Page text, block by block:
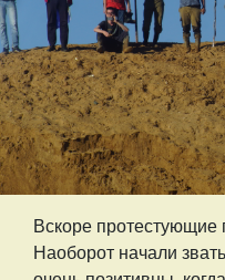
Вскоре протестующие
Наоборот начали